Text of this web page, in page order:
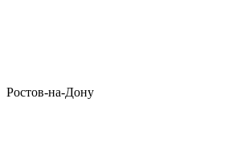
Ростов-на-Дону